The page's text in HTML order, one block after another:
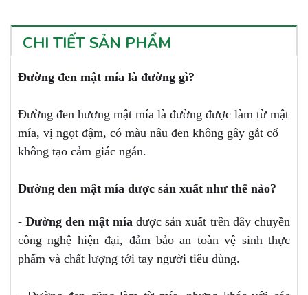
CHI TIẾT SẢN PHẨM
Đường đen mật mía là đường gì?
Đường đen hương mật mía là đường được làm từ mật
mía, vị ngọt đậm, có màu nâu đen không gây gắt cổ
không tạo cảm giác ngán.
Đường đen mật mía được sản xuất như thế nào?
- Đường đen mật mía được sản xuất trên dây chuyền
công nghệ hiện đại, đảm bảo an toàn vệ sinh thực
phẩm và chất lượng tới tay người tiêu dùng.